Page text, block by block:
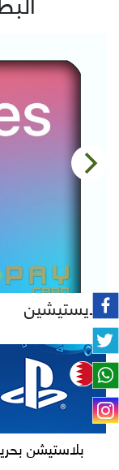
بلايستيشين
بلاستيشن